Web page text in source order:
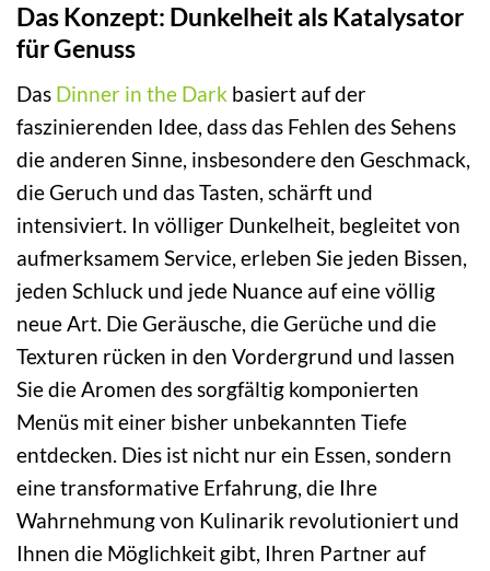
Das Konzept: Dunkelheit als Katalysator
für Genuss
Das Dinner in the Dark basiert auf der
faszinierenden Idee, dass das Fehlen des Sehens
die anderen Sinne, insbesondere den Geschmack,
die Geruch und das Tasten, schärft und
intensiviert. In völliger Dunkelheit, begleitet von
aufmerksamem Service, erleben Sie jeden Bissen,
jeden Schluck und jede Nuance auf eine völlig
neue Art. Die Geräusche, die Gerüche und die
Texturen rücken in den Vordergrund und lassen
Sie die Aromen des sorgfältig komponierten
Menüs mit einer bisher unbekannten Tiefe
entdecken. Dies ist nicht nur ein Essen, sondern
eine transformative Erfahrung, die Ihre
Wahrnehmung von Kulinarik revolutioniert und
Ihnen die Möglichkeit gibt, Ihren Partner auf